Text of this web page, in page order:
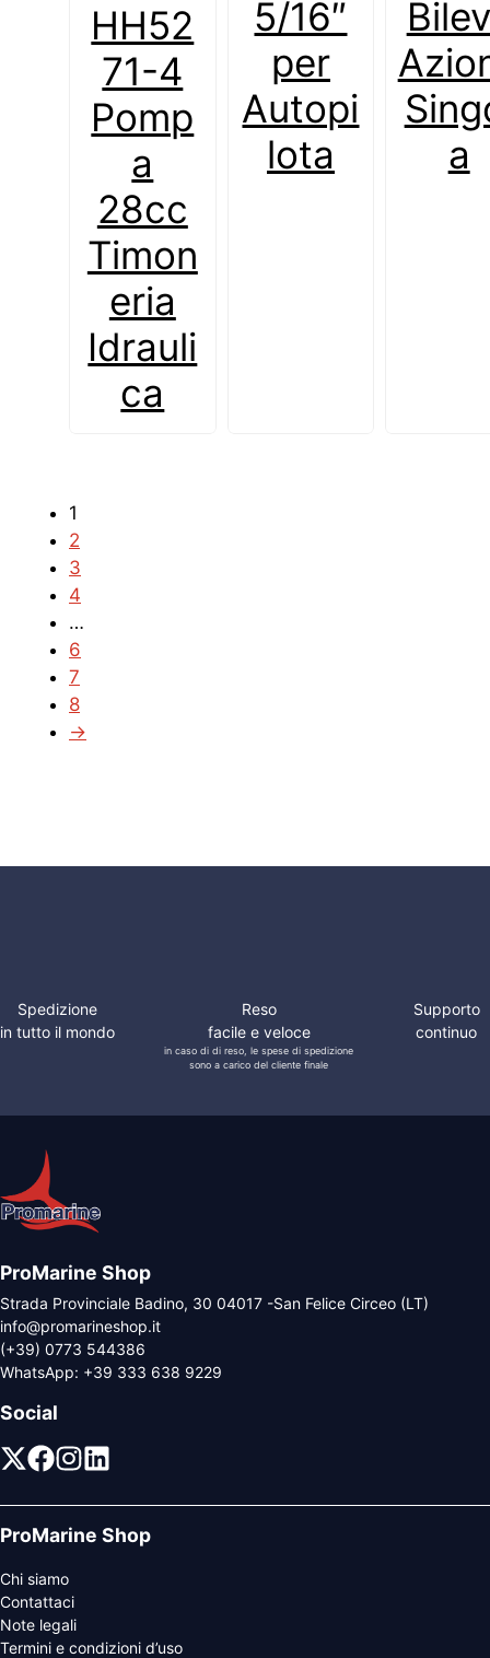
HH52
71-4
Pomp
a
28cc
Timon
eria
Idrauli
ca
5/16″
per
Autopi
lota
a
1
2
3
4
…
6
7
8
→
Spedizione
in tutto il mondo
Reso
facile e veloce
in caso di di reso, le spese di spedizione
sono a carico del cliente finale
Supporto
continuo
ProMarine Shop
Strada Provinciale Badino, 30 04017 -San Felice Circeo (LT)
info@promarineshop.it
(+39) 0773 544386
WhatsApp: +39 333 638 9229
ProMarine Shop
Chi siamo
Contattaci
Note legali
Termini e condizioni d’uso
Social